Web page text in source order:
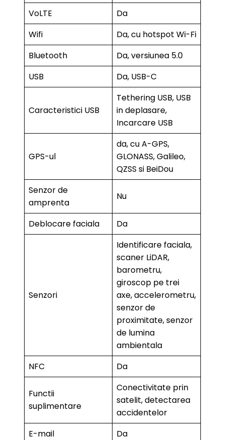
VoLTE
Da
Wifi
Da, cu hotspot Wi-Fi
Bluetooth
Da, versiunea 5.0
USB
Da, USB-C
Caracteristici USB
Tethering USB, USB
in deplasare,
Incarcare USB
GPS-ul
da, cu A-GPS,
GLONASS, Galileo,
QZSS si BeiDou
Senzor de
amprenta
Nu
Deblocare faciala Da
Senzori
Identificare faciala,
scaner LiDAR,
barometru,
giroscop pe trei
axe, accelerometru,
senzor de
proximitate, senzor
de lumina
ambientala
NFC
Da
Functii
suplimentare
Conectivitate prin
satelit, detectarea
accidentelor
E-mail
Da